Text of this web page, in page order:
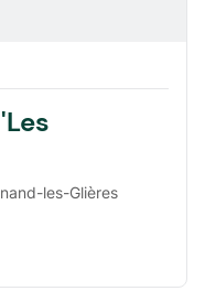
les-Glières